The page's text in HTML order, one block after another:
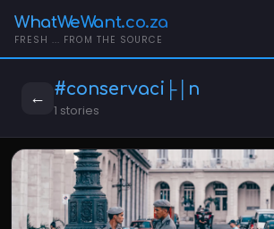
WhatWeWant.co.za
FRESH ... FROM THE SOURCE
← #conservaci├│n
1 stories